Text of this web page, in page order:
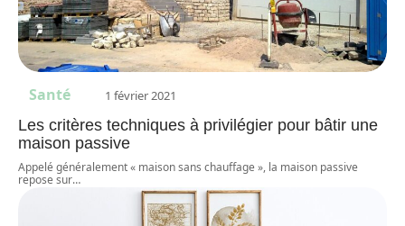
Santé 1 février 2021
Les critères techniques à privilégier pour bâtir une
maison passive
Appelé généralement « maison sans chauffage », la maison passive
repose sur…